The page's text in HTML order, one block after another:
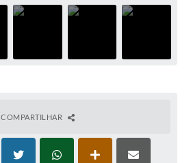
COMPARTILHAR